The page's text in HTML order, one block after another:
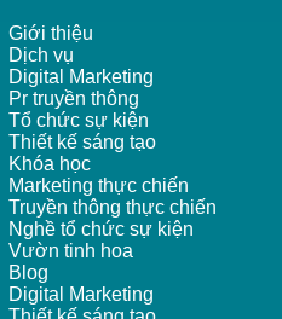
Giới thiệu
Dịch vụ
Digital Marketing
Pr truyền thông
Tổ chức sự kiện
Thiết kế sáng tạo
Khóa học
Marketing thực chiến
Truyền thông thực chiến
Nghề tổ chức sự kiện
Vườn tinh hoa
Blog
Digital Marketing